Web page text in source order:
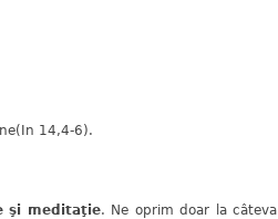
14,4-6).
şi meditaţie. Ne oprim doar la câteva